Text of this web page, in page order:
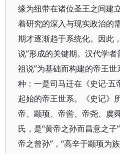
缘为纽带在诸位圣王之间建
着研究的深入与现实政治的
期才逐渐趋于系统化。因此
说”形成的关键期。汉代学
祖说”为基础而构建的帝王
种：一是司马迁在《史记·
起始的帝王世系。《史记》
帝、颛顼、帝喾、帝尧、虞
氏，是“黄帝之孙而昌意之
帝之曾孙”，“高辛于颛顼为